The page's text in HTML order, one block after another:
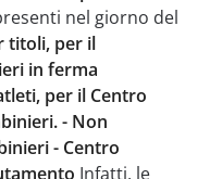
nel giorno del
titoli, per il
in ferma
per il Centro
- Non
- Centro
Infatti, le